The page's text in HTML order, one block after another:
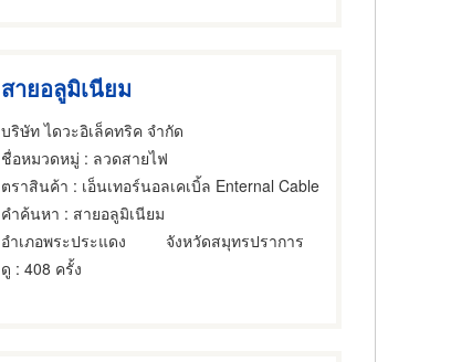
สายอลูมิเนียม
บริษัท ไดวะอิเล็คทริค จำกัด
ชื่อหมวดหมู่ : ลวดสายไฟ
ตราสินค้า : เอ็นเทอร์นอลเคเบิ้ล Enternal Cable
คำค้นหา : สายอลูมิเนียม
อำเภอพระประแดง
จังหวัดสมุทรปราการ
ดู : 408 ครั้ง